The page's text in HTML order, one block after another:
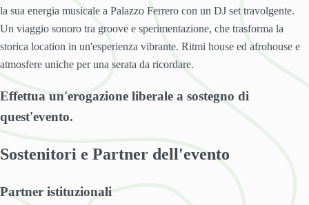
la sua energia musicale a Palazzo Ferrero con un DJ set travolgente.
Un viaggio sonoro tra groove e sperimentazione, che trasforma la
storica location in un'esperienza vibrante. Ritmi house ed afrohouse e
atmosfere uniche per una serata da ricordare.
Effettua un'erogazione liberale a sostegno di
quest'evento.
Sostenitori e Partner dell'evento
Partner istituzionali